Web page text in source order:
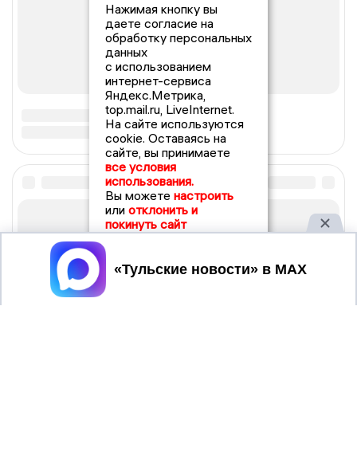
Нажимая кнопку вы
даете согласие на
обработку персональных
данных
с использованием
интернет-сервиса
Яндекс.Метрика,
top.mail.ru, LiveInternet.
На сайте используются
cookie. Оставаясь на
сайте, вы принимаете
все условия
использования.
Вы можете настроить
или отклонить и
покинуть сайт
Принять